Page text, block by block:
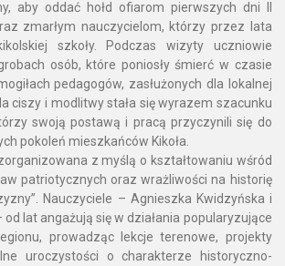
aby oddać hołd ofiarom pierwszych dni II
zmarłym nauczycielom, którzy przez lata
szkoły. Podczas wizyty uczniowie
osób, które poniosły śmierć w czasie
pedagogów, zasłużonych dla lokalnej
ciszy i modlitwy stała się wyrazem szacunku
swoją postawą i pracą przyczynili się do
pokoleń mieszkańców Kikoła.
z myślą o kształtowaniu wśród
patriotycznych oraz wrażliwości na historię
Nauczyciele – Agnieszka Kwidzyńska i
od lat angażują się w działania popularyzujące
prowadząc lekcje terenowe, projekty
uroczystości o charakterze historyczno-